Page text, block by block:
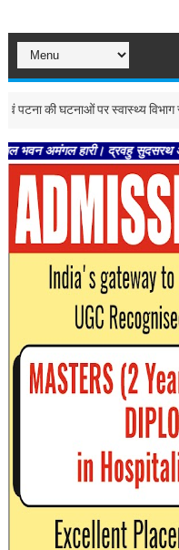
घटनाओं पर स्वास्थ्य विभाग सख्त,
हारी। द्रवहु सुदसरथ अजिर